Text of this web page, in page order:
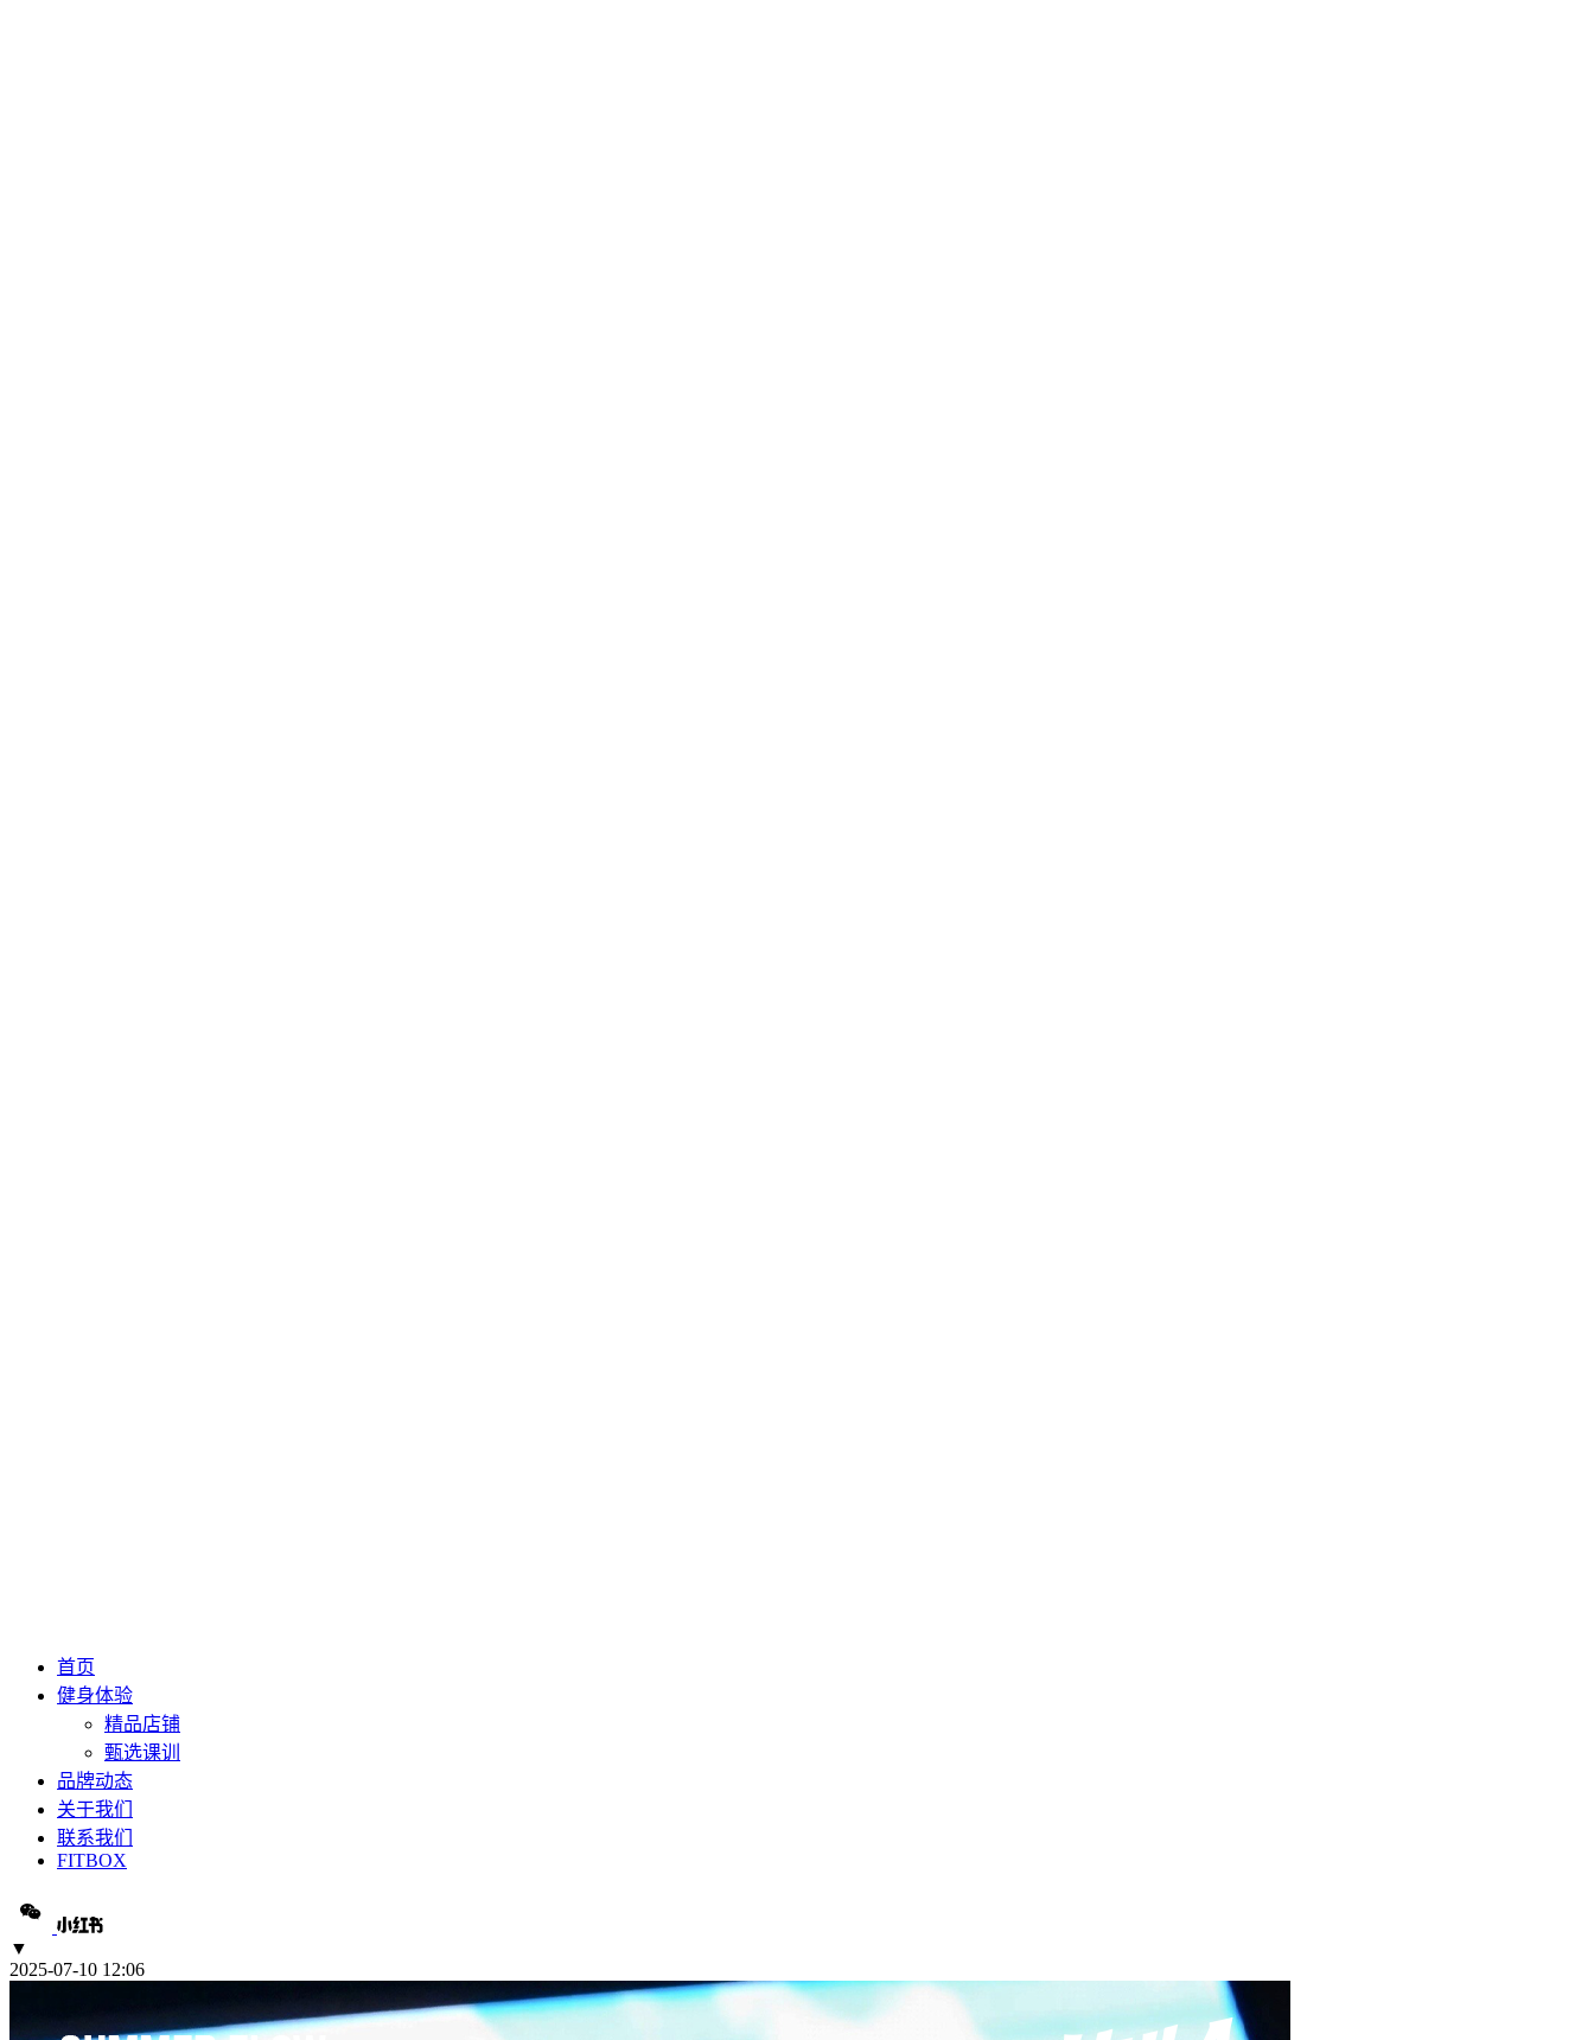
首页
健身体验
精品店铺
甄选课训
品牌动态
关于我们
联系我们
FITBOX
▼
2025-07-10 12:06